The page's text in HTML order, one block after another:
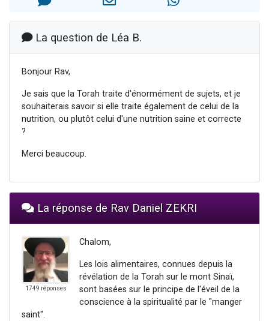
La question de Léa B.
Bonjour Rav,
Je sais que la Torah traite d'énormément de sujets, et je
souhaiterais savoir si elle traite également de celui de la
nutrition, ou plutôt celui d'une nutrition saine et correcte
?
Merci beaucoup.
La réponse de Rav Daniel ZEKRI
1749 réponses
Chalom,
Les lois alimentaires, connues depuis la
révélation de la Torah sur le mont Sinaï,
sont basées sur le principe de l'éveil de la
conscience à la spiritualité par le "manger
saint".